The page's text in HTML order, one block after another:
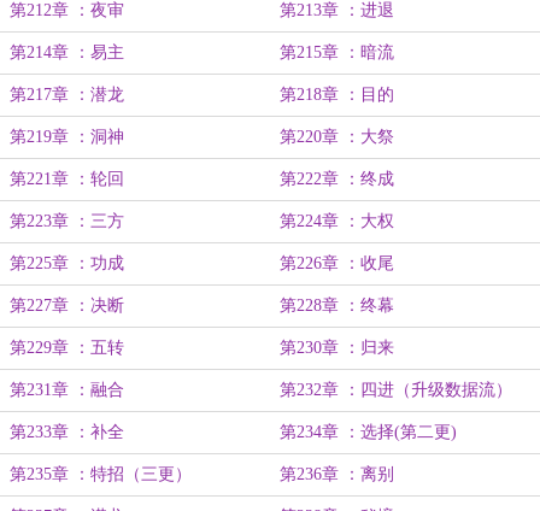
第212章 ：夜审 第213章 ：进退
第214章 ：易主 第215章 ：暗流
第217章 ：潜龙 第218章 ：目的
第219章 ：洞神 第220章 ：大祭
第221章 ：轮回 第222章 ：终成
第223章 ：三方 第224章 ：大权
第225章 ：功成 第226章 ：收尾
第227章 ：决断 第228章 ：终幕
第229章 ：五转 第230章 ：归来
第231章 ：融合 第232章 ：四进（升级数据流）
第233章 ：补全 第234章 ：选择(第二更)
第235章 ：特招（三更） 第236章 ：离别